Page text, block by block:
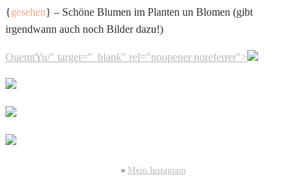
{gesehen} – Schöne Blumen im Planten un Blomen (gibt
irgendwann auch noch Bilder dazu!)
OuemtYu/" target="_blank" rel="noopener noreferrer">
» Mein Instagram